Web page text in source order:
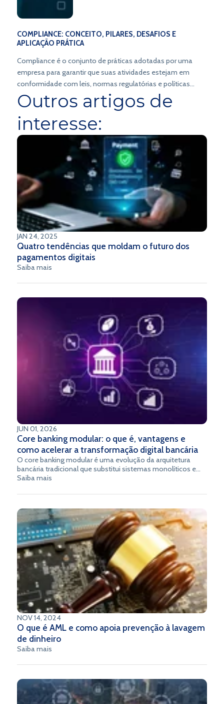
COMPLIANCE: CONCEITO, PILARES, DESAFIOS E
APLICAÇÃO PRÁTICA
Compliance é o conjunto de práticas adotadas por uma
empresa para garantir que suas atividades estejam em
conformidade com leis, normas regulatórias e políticas
internas.
Outros artigos de
interesse:
JAN 24, 2025
Quatro tendências que moldam o futuro dos
pagamentos digitais
Saiba mais
JUN 01, 2026
Core banking modular: o que é, vantagens e
como acelerar a transformação digital bancária
O core banking modular é uma evolução da arquitetura
bancária tradicional que substitui sistemas monolíticos e
rígidos por uma estrutura composta por componentes
APIs.
Saiba mais
NOV 14, 2024
O que é AML e como apoia prevenção à lavagem
de dinheiro
Saiba mais